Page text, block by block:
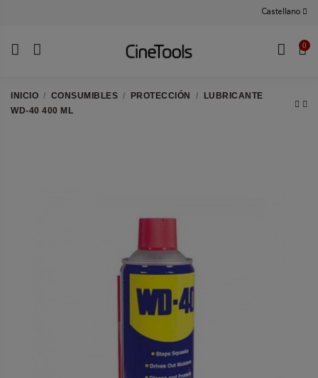
Castellano
0
INICIO CONSUMIBLES PROTECCIÓN
LUBRICANTE
WD-40 400 ML